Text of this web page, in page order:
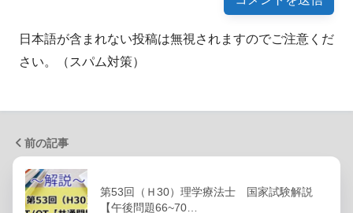
日本語が含まれない投稿は無視されますのでご注意くだ
さい。（スパム対策）
前の記事
第53回（Ｈ30）理学療法士 国家試験解説
【午後問題66~70…